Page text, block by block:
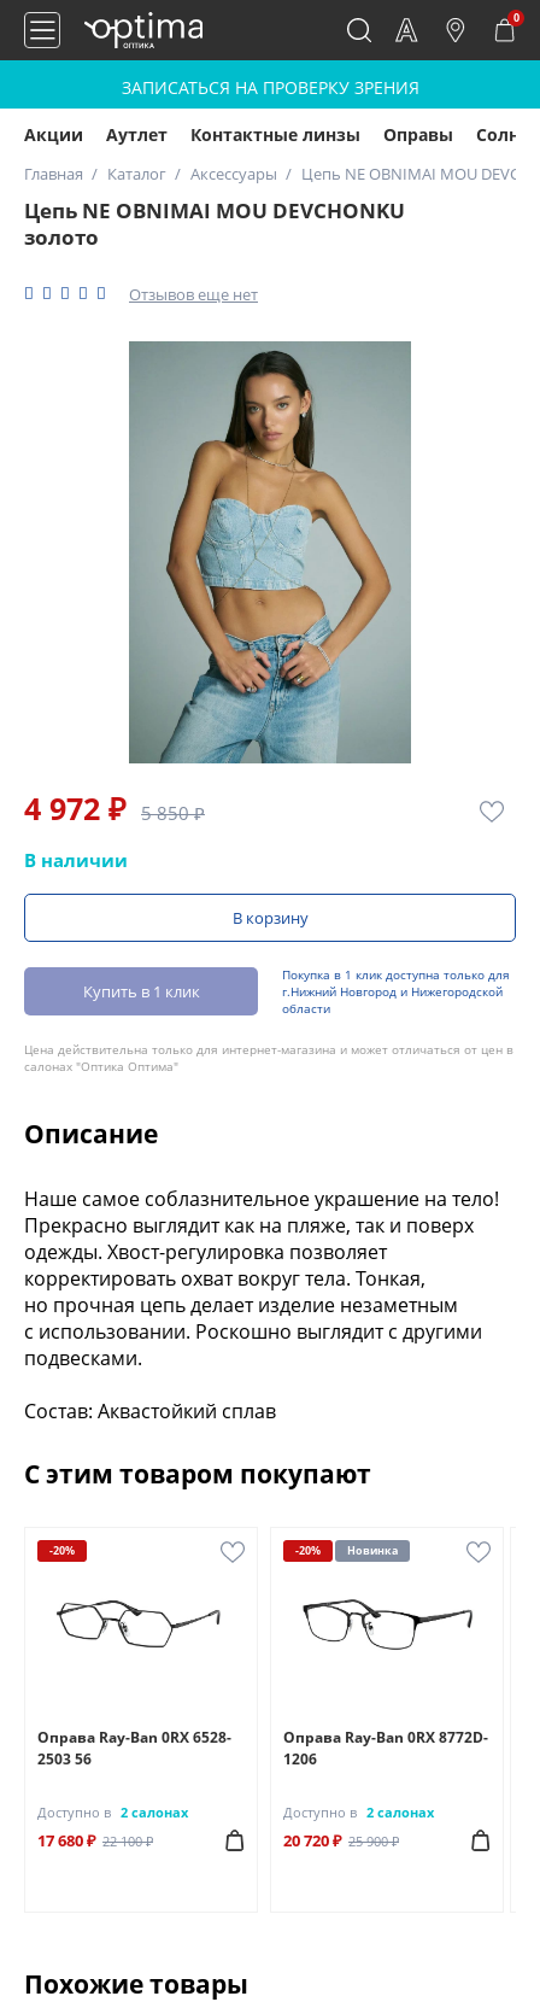
0
ЗАПИСАТЬСЯ НА ПРОВЕРКУ ЗРЕНИЯ
Акции Аутлет Контактные линзы Оправы
Главная Каталог Аксессуары Цепь NE OBNIMAI MOU
Цепь NE OBNIMAI MOU DEVCHONKU
золото
Отзывов еще нет
4 972 ₽ 5 850 ₽
В наличии
В корзину
Купить в 1 клик
Покупка в 1 клик доступна только для
г.Нижний Новгород и Нижегородской
области
Цена действительна только для интернет-магазина и может отличаться от цен в
салонах "Оптика Оптима"
Описание
Наше самое соблазнительное украшение на тело!
Прекрасно выглядит как на пляже, так и поверх
одежды. Хвост-регулировка позволяет
корректировать охват вокруг тела. Тонкая,
но прочная цепь делает изделие незаметным
с использовании. Роскошно выглядит с другими
подвесками.
Состав: Аквастойкий сплав
изделия 40 см
С этим товаром покупают
-20%
Оправа Ray-Ban 0RX 6528-
2503 56
Доступно в 2 салонах
17 680 ₽ 22 100 ₽
-20% Новинка
Оправа Ray-Ban 0RX 8772D-
1206
Доступно в 2 салонах
20 720 ₽ 25 900 ₽
Похожие товары